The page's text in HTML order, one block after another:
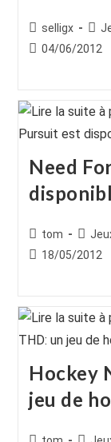
Auteur/autrice
de
selligx
Post
Publication
04/06/2012
Need
Auteur/autrice
de
tom
Post
Publication
18/05/2012
Hockey
jeu de